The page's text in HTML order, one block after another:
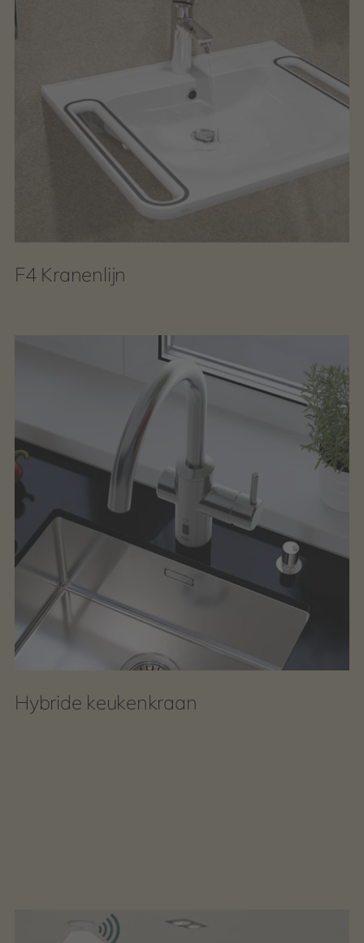
F4 Kranenlijn
Hybride keukenkraan